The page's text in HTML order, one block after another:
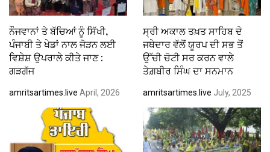
ਨੌਜਵਾਨਾਂ ਤੇ ਬੱਚਿਆਂ ਨੂੰ ਸਿੱਖੀ,
ਪੰਜਾਬੀ ਤੇ ਖੇਡਾਂ ਨਾਲ ਜੋੜਨ ਲਈ
ਵਿਸ਼ੇਸ਼ ਉਪਰਾਲੇ ਕੀਤੇ ਜਾਣ :
ਗੜਗੱਜ
amritsartimes.live April, 2026
ਸ੍ਰੀ ਅਕਾਲ ਤਖ਼ਤ ਸਾਹਿਬ ਦੇ
ਜਥੇਦਾਰ ਵੱਲੋਂ ਯੂਰਪ ਦੀ ਸਭ ਤੋਂ
ਉੱਚੀ ਚੋਟੀ ਸਰ ਕਰਨ ਵਾਲੇ
ਤੇਗ਼ਬੀਰ ਸਿੰਘ ਦਾ ਸਨਮਾਨ
amritsartimes.live July, 2025